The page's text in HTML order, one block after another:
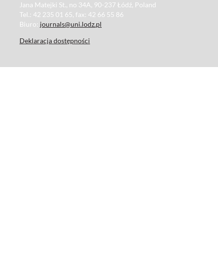
Jana Matejki St., no 34A, 90-237 Łódź, Poland
Tel.: 42 235 01 65, fax: 42 66 55 86
Biuro: journals@uni.lodz.pl
Deklaracja dostępności